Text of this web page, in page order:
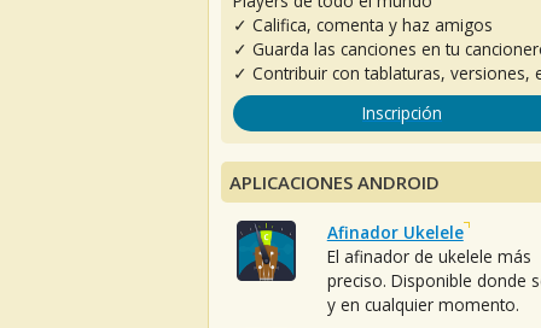
✓ Califica, comenta y haz amigos
✓ Guarda las canciones en tu
✓ Contribuir con tablaturas, versiones,
Inscripción
APLICACIONES ANDROID
Afinador Ukelele
El afinador de ukelele más
preciso. Disponible donde
y en cualquier momento.